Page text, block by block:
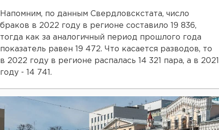
Напомним, по данным Свердловскстата, число
браков в 2022 году в регионе составило 19 836,
тогда как за аналогичный период прошлого года
показатель равен 19 472. Что касается разводов, то
в 2022 году в регионе распалась 14 321 пара, а в 2021
году - 14 741.